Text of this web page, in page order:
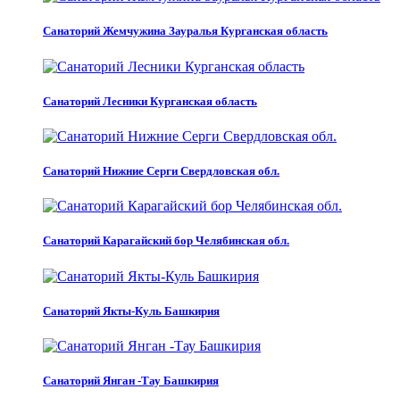
Санаторий Жемчужина Зауралья Курганская область
Санаторий Лесники Курганская область
Санаторий Нижние Серги Свердловская обл.
Санаторий Карагайский бор Челябинская обл.
Санаторий Якты-Куль Башкирия
Санаторий Янган -Тау Башкирия